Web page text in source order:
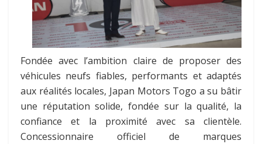
Fondée avec l’ambition claire de proposer des
véhicules neufs fiables, performants et adaptés
aux réalités locales, Japan Motors Togo a su bâtir
une réputation solide, fondée sur la qualité, la
confiance et la proximité avec sa clientèle.
Concessionnaire officiel de marques